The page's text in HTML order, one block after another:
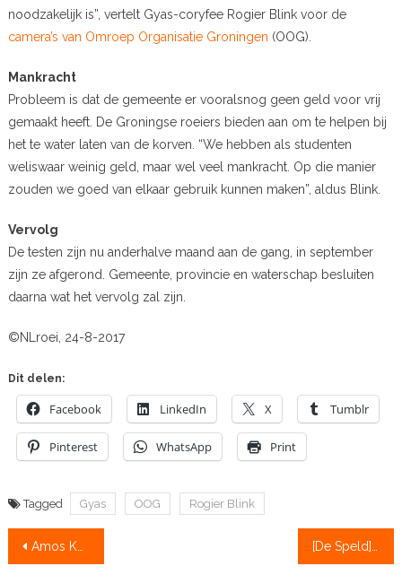
noodzakelijk is”, vertelt Gyas-coryfee Rogier Blink voor de
camera’s van Omroep Organisatie Groningen (OOG).
Mankracht
Probleem is dat de gemeente er vooralsnog geen geld voor vrij
gemaakt heeft. De Groningse roeiers bieden aan om te helpen bij
het te water laten van de korven. “We hebben als studenten
weliswaar weinig geld, maar wel veel mankracht. Op die manier
zouden we goed van elkaar gebruik kunnen maken”, aldus Blink.
Vervolg
De testen zijn nu anderhalve maand aan de gang, in september
zijn ze afgerond. Gemeente, provincie en waterschap besluiten
daarna wat het vervolg zal zijn.
©NLroei, 24-8-2017
Dit delen:
Facebook LinkedIn X Tumblr
Pinterest WhatsApp Print
Tagged Gyas OOG Rogier Blink
Bericht
Amos Keijser dwingt plek af in dubbelvier